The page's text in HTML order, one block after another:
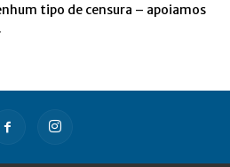
tipo de censura – apoiamos